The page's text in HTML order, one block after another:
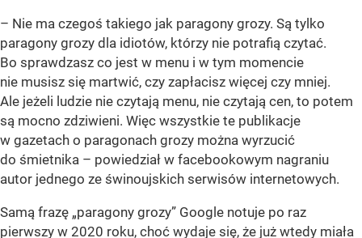
– Nie ma czegoś takiego jak paragony grozy. Są tylko
paragony grozy dla idiotów, którzy nie potrafią czytać.
Bo sprawdzasz co jest w menu i w tym momencie
nie musisz się martwić, czy zapłacisz więcej czy mniej.
Ale jeżeli ludzie nie czytają menu, nie czytają cen, to potem
są mocno zdziwieni. Więc wszystkie te publikacje
w gazetach o paragonach grozy można wyrzucić
do śmietnika – powiedział w facebookowym nagraniu
autor jednego ze świnoujskich serwisów internetowych.
Samą frazę „paragony grozy” Google notuje po raz
pierwszy w 2020 roku, choć wydaje się, że już wtedy miała